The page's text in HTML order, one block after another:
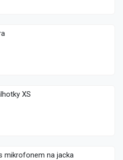
XS
mikrofonem na jacka